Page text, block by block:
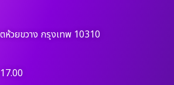
ห้วยขวาง กรุงเทพ 10310